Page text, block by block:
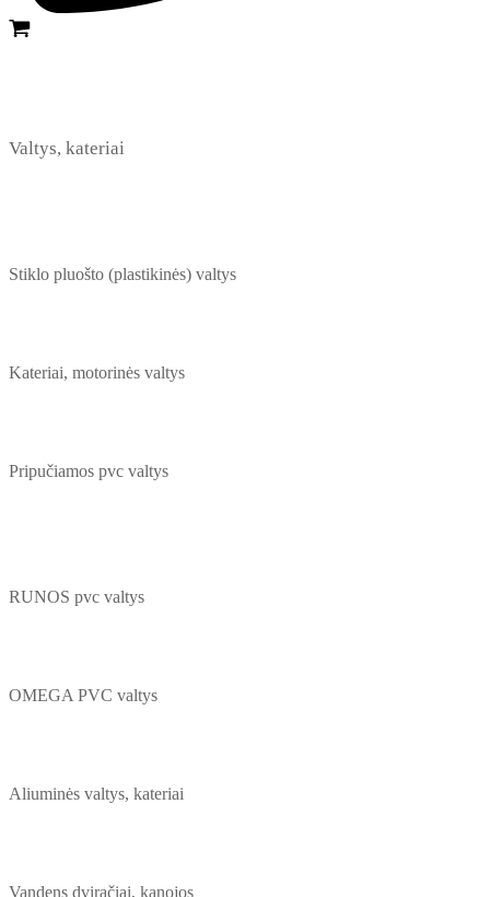
Valtys, kateriai
Stiklo pluošto (plastikinės) valtys
Kateriai, motorinės valtys
Pripučiamos pvc valtys
RUNOS pvc valtys
OMEGA PVC valtys
Aliuminės valtys, kateriai
Vandens dviračiai, kanojos